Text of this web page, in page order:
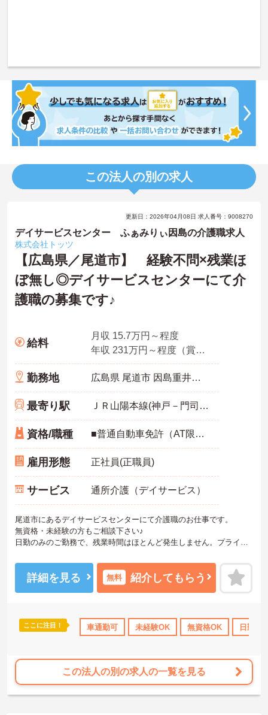
この法人の別の求人
更新日：2026年04月08日 求人番号：9008270
デイサービスセンター ふぁみりぃ因島の介護職求人
株式会社トッツ
【広島県／尾道市】 経験不問×残業ほ
ぼ無し◎デイサービスセンターにて介
護職の募集です♪
給料
月収 15.7万円～程度
年収 231万円～程度（賞与込）
勤務地 広島県 尾道市 因島重井町5276‐17
最寄り駅 ＪＲ山陽本線(神戸－門司)「尾道駅」バス・車11分
資格/職種 ■普通自動車免許（AT限定可） ■社会福祉免許又は介護福祉士免許（資格なしも応募可） ■経験不問
雇用形態 正社員(正職員)
サービス 通所介護（デイサービス）
尾道市にあるデイサービスセンターにて介護職のお仕事です。
無資格・未経験の方もご相談下さい♪
日勤のみのご勤務で、残業時間はほとんど発生しません。プライベ
ご興味がある方は是非一度マイナビまでお問い合わせください。さ
らに詳細などお伝えします！
詳細を見る 無料 紹介してもらう
ここに注目！ 車通勤可 未経験OK 無資格OK 日勤の
この法人の別の求人の一覧を見る